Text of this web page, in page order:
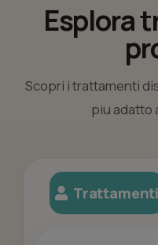
Esplora
Scopri i trattamenti
piu adatto
Trattamenti